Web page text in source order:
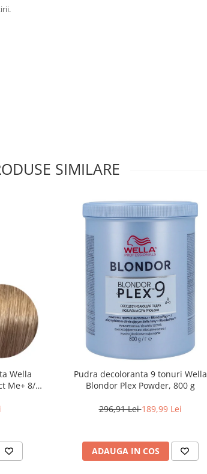
SIMILARE
Wella
Me+ 8/0 ,
Pudra decoloranta 9 tonuri Wella
Blondor Plex Powder, 800 g
296,91 Lei189,99 Lei
ADAUGA IN COS